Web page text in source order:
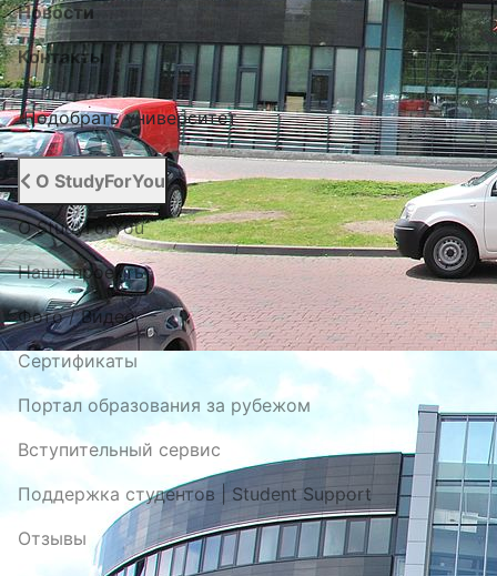
Новости
Контакты
Подобрать университет
О StudyForYou
О StudyForYou
Наши проекты
Фото / Видео
Cертификаты
Портал образования за рубежом
Вступительный сервис
Поддержка студентов | Student Support
Отзывы